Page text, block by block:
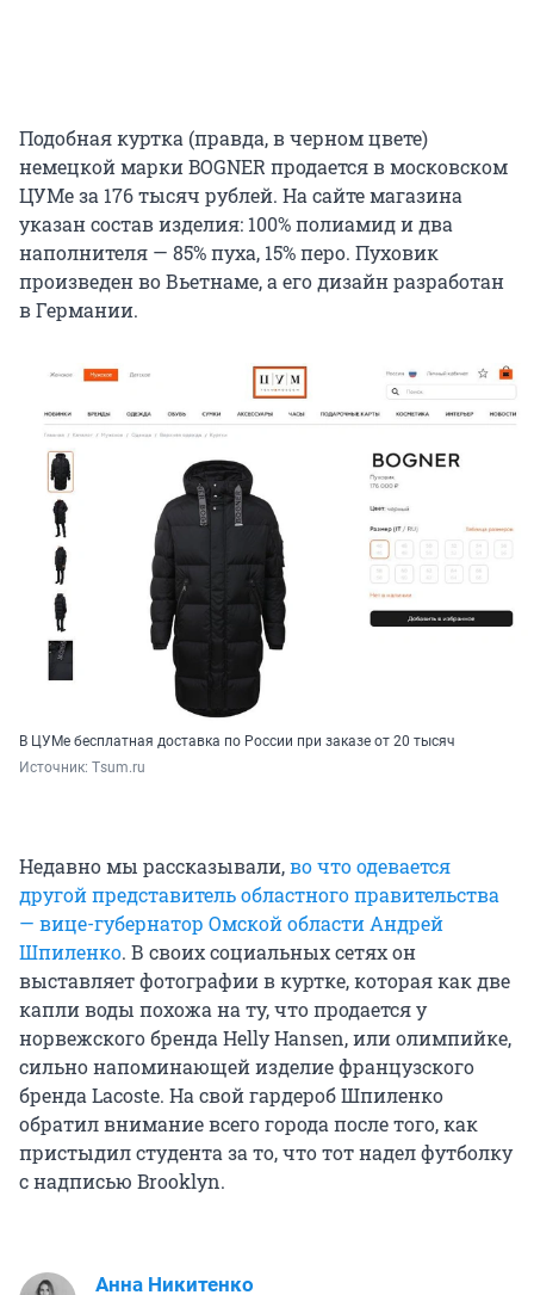
Подобная куртка (правда, в черном цвете)
немецкой марки BOGNER продается в московском
ЦУМе за 176 тысяч рублей. На сайте магазина
указан состав изделия: 100% полиамид и два
наполнителя — 85% пуха, 15% перо. Пуховик
произведен во Вьетнаме, а его дизайн разработан
в Германии.
В ЦУМе бесплатная доставка по России при заказе от 20 тысяч
Источник: Тsum.ru
Недавно мы рассказывали,во что одевается
другой представитель областного правительства
— вице-губернатор Омской области Андрей
Шпиленко. В своих социальных сетях он
выставляет фотографии в куртке, которая как две
капли воды похожа на ту, что продается у
норвежского бренда Helly Hansen, или олимпийке,
сильно напоминающей изделие французского
бренда Lacoste. На свой гардероб Шпиленко
обратил внимание всего города после того, как
пристыдил студента за то, что тот надел футболку
с надписью Brooklyn.
Анна Никитенко